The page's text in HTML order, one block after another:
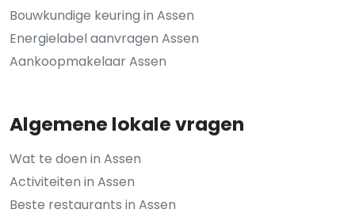
Bouwkundige keuring in Assen
Energielabel aanvragen Assen
Aankoopmakelaar Assen
Algemene lokale vragen
Wat te doen in Assen
Activiteiten in Assen
Beste restaurants in Assen